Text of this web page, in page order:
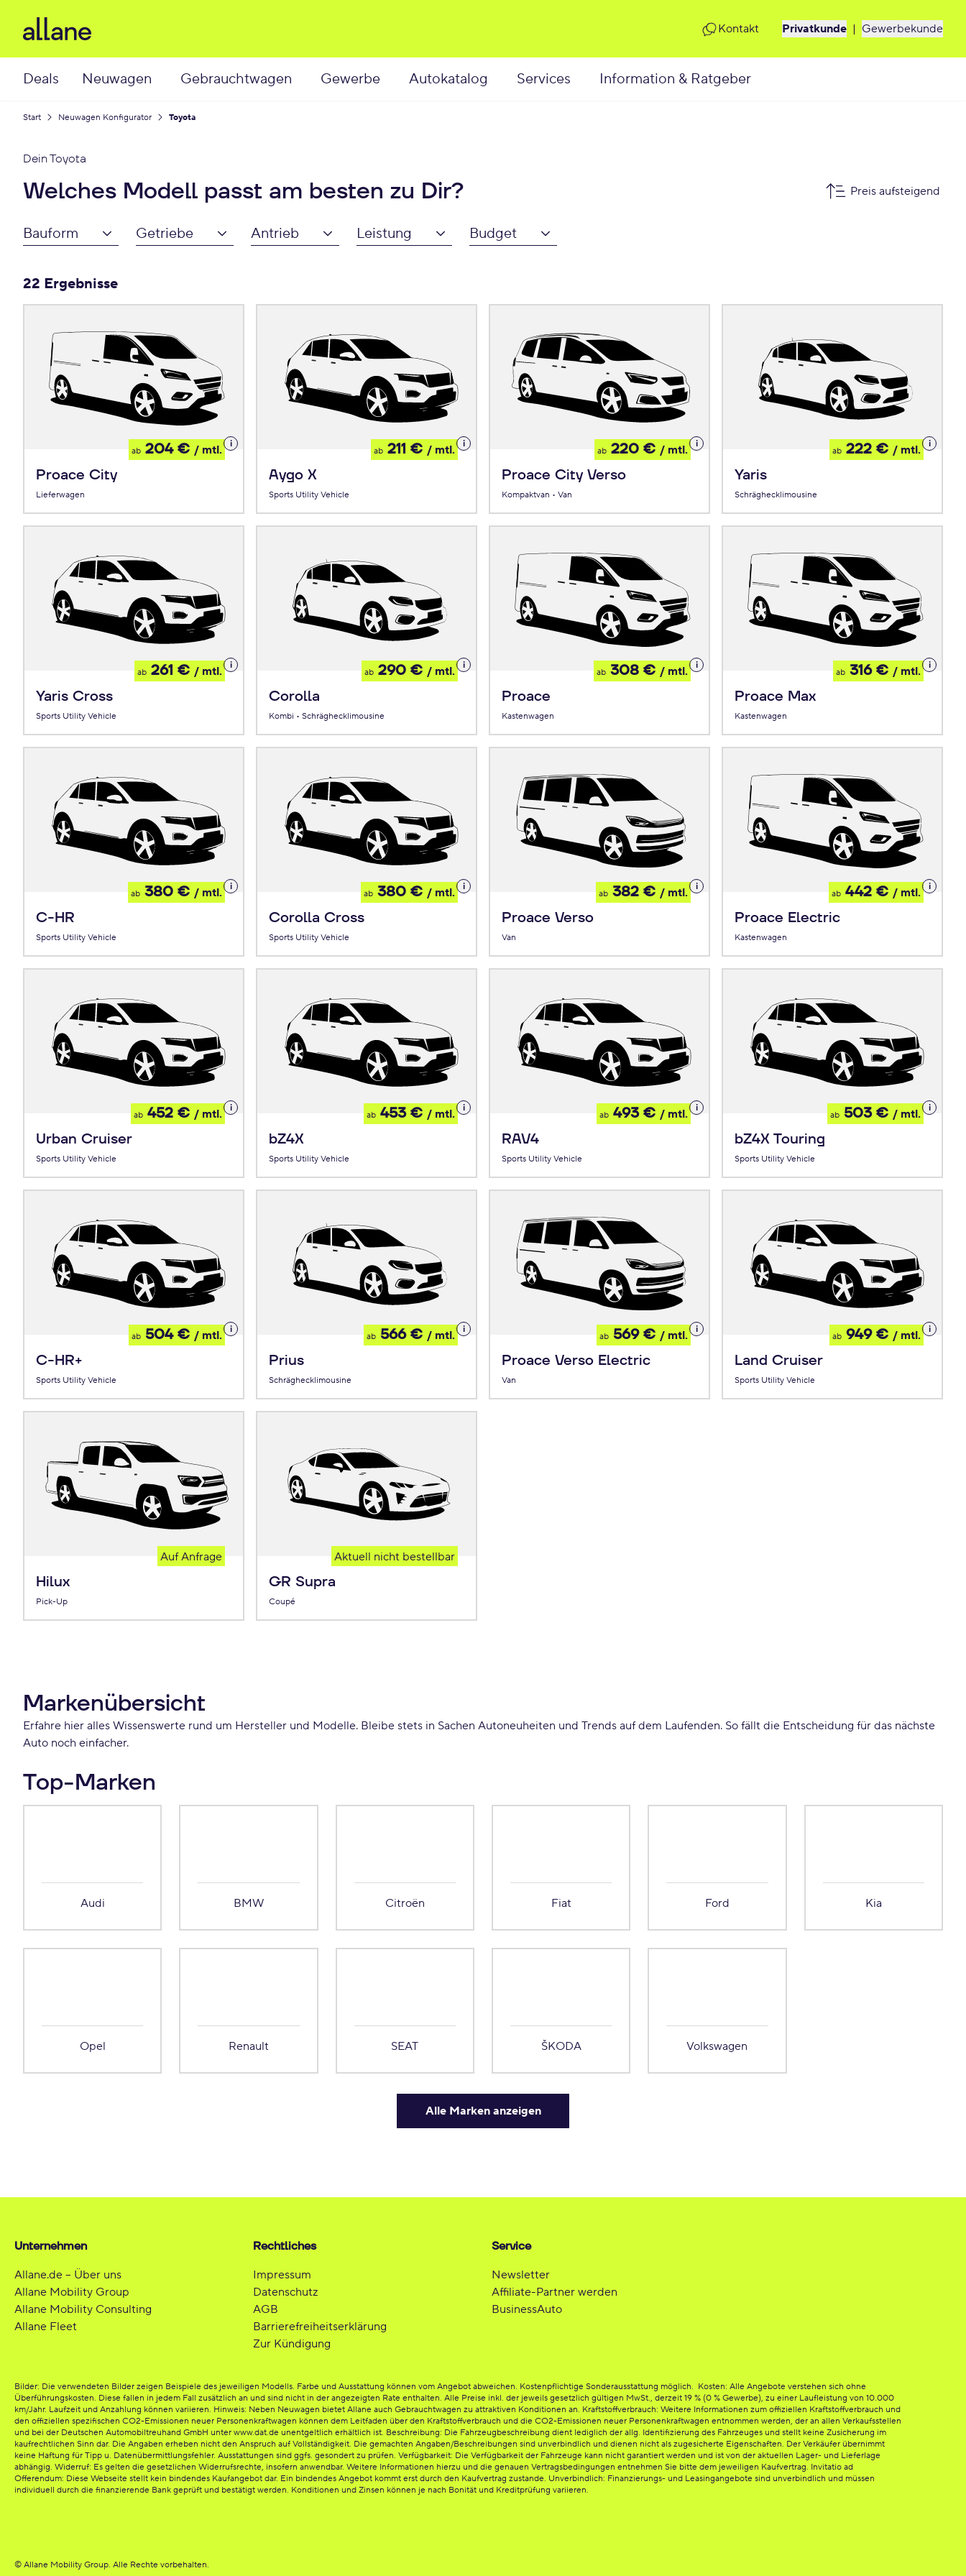
Deals Neuwagen Gebrauchtwagen Gewerbe Autokatalog Services Information & Ratgeber
Kontakt Privatkunde | Gewerbekunde
DeinToyota
Welches Modell passt am besten zu Dir? Preis aufsteigend
Bauform Getriebe Antrieb Leistung Budget
22 Ergebnisse
Proace City
Lieferwagen
ab 204 € / mtl.
Details
zum
Aygo X
Sports Utility Vehicle
ab 211 € / mtl.
Details
zum
Proace City Verso
Kompaktvan • Van
ab 220 € / mtl.
Details
zum
Yaris
Schräghecklimousine
ab 222 € / mtl.
Details
zum
Yaris Cross
Sports Utility Vehicle
ab 261 € / mtl.
Details
zum
Corolla
Kombi • Schräghecklimousine
ab 290 € / mtl.
Details
zum
Proace
Kastenwagen
ab 308 € / mtl.
Details
zum
Proace Max
Kastenwagen
ab 316 € / mtl.
Details
zum
C-HR
Sports Utility Vehicle
ab 380 € / mtl.
Details
zum
Corolla Cross
Sports Utility Vehicle
ab 380 € / mtl.
Details
zum
Proace Verso
Van
ab 382 € / mtl.
Details
zum
Proace Electric
Kastenwagen
ab 442 € / mtl.
Details
zum
Urban Cruiser
Sports Utility Vehicle
ab 452 € / mtl.
Details
zum
bZ4X
Sports Utility Vehicle
ab 453 € / mtl.
Details
zum
RAV4
Sports Utility Vehicle
ab 493 € / mtl.
Details
zum
bZ4X Touring
Sports Utility Vehicle
ab 503 € / mtl.
Details
zum
C-HR+
Sports Utility Vehicle
ab 504 € / mtl.
Details
zum
Prius
Schräghecklimousine
ab 566 € / mtl.
Details
zum
Proace Verso Electric
Van
ab 569 € / mtl.
Details
zum
Land Cruiser
Sports Utility Vehicle
ab 949 € / mtl.
Details
zum
Hilux
Pick-Up
Auf Anfrage
GR Supra
Coupé
Aktuell nicht bestellbar
Markenübersicht
Erfahre hier alles Wissenswerte rund um Hersteller und Modelle. Bleibe stets in Sachen Autoneuheiten und Trends auf dem Laufenden. So fällt die Entscheidung für das nächste
Auto noch einfacher.
Top-Marken
Audi BMW Citroën Fiat Ford Kia
Opel Renault SEAT ŠKODA Volkswagen
Alle Marken anzeigen
Start Neuwagen Konfigurator Toyota
Unternehmen
Allane.de – Über uns
Allane Mobility Group
Allane Mobility Consulting
Allane Fleet
Rechtliches
Impressum
Datenschutz
AGB
Barrierefreiheitserklärung
Zur Kündigung
Service
Newsletter
Affiliate-Partner werden
BusinessAuto
Bilder: Die verwendeten Bilder zeigen Beispiele des jeweiligen Modells. Farbe und Ausstattung können vom Angebot abweichen. Kostenpflichtige Sonderausstattung möglich. Kosten: Alle Angebote verstehen sich ohne
Überführungskosten. Diese fallen in jedem Fall zusätzlich an und sind nicht in der angezeigten Rate enthalten. Alle Preise inkl. der jeweils gesetzlich gültigen MwSt., derzeit 19 % (0 % Gewerbe), zu einer Laufleistung von 10.000
km/Jahr. Laufzeit und Anzahlung können variieren. Hinweis: Neben Neuwagen bietet Allane auch Gebrauchtwagen zu attraktiven Konditionen an. Kraftstoffverbrauch: Weitere Informationen zum offiziellen Kraftstoffverbrauch und
den offiziellen spezifischen CO2-Emissionen neuer Personenkraftwagen können dem Leitfaden über den Kraftstoffverbrauch und die CO2-Emissionen neuer Personenkraftwagen entnommen werden, der an allen Verkaufsstellen
und bei der Deutschen Automobiltreuhand GmbH unter www.dat.de unentgeltlich erhältlich ist. Beschreibung: Die Fahrzeugbeschreibung dient lediglich der allg. Identifizierung des Fahrzeuges und stellt keine Zusicherung im
kaufrechtlichen Sinn dar. Die Angaben erheben nicht den Anspruch auf Vollständigkeit. Die gemachten Angaben/Beschreibungen sind unverbindlich und dienen nicht als zugesicherte Eigenschaften. Der Verkäufer übernimmt
keine Haftung für Tipp u. Datenübermittlungsfehler. Ausstattungen sind ggfs. gesondert zu prüfen. Verfügbarkeit: Die Verfügbarkeit der Fahrzeuge kann nicht garantiert werden und ist von der aktuellen Lager- und Lieferlage
abhängig. Widerruf: Es gelten die gesetzlichen Widerrufsrechte, insofern anwendbar. Weitere Informationen hierzu und die genauen Vertragsbedingungen entnehmen Sie bitte dem jeweiligen Kaufvertrag. Invitatio ad
Offerendum: Diese Webseite stellt kein bindendes Kaufangebot dar. Ein bindendes Angebot kommt erst durch den Kaufvertrag zustande. Unverbindlich: Finanzierungs- und Leasingangebote sind unverbindlich und müssen
individuell durch die finanzierende Bank geprüft und bestätigt werden. Konditionen und Zinsen können je nach Bonität und Kreditprüfung variieren.
© Allane Mobility Group. Alle Rechte vorbehalten.